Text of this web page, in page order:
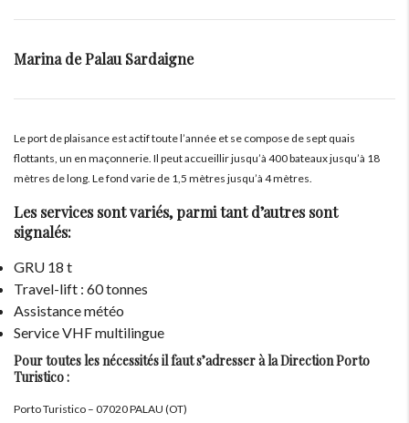
Marina de Palau Sardaigne
Le port de plaisance est actif toute l’année et se compose de sept quais
flottants, un en maçonnerie. Il peut accueillir jusqu’à 400 bateaux jusqu’à 18
mètres de long. Le fond varie de 1,5 mètres jusqu’à 4 mètres.
Les services sont variés, parmi tant d’autres sont
signalés:
GRU 18 t
Travel-lift : 60 tonnes
Assistance météo
Service VHF multilingue
Pour toutes les nécessités il faut s’adresser à la Direction Porto
Turistico :
Porto Turistico – 07020 PALAU (OT)